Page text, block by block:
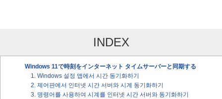
INDEX
Windows 11で時刻をインターネット タイムサーバーと同期する
1. Windows 설정 앱에서 시간 동기화하기
2. 제어판에서 인터넷 시간 서버와 시계 동기화하기
3. 명령어를 사용하여 시계를 인터넷 시간 서버와 동기화하기